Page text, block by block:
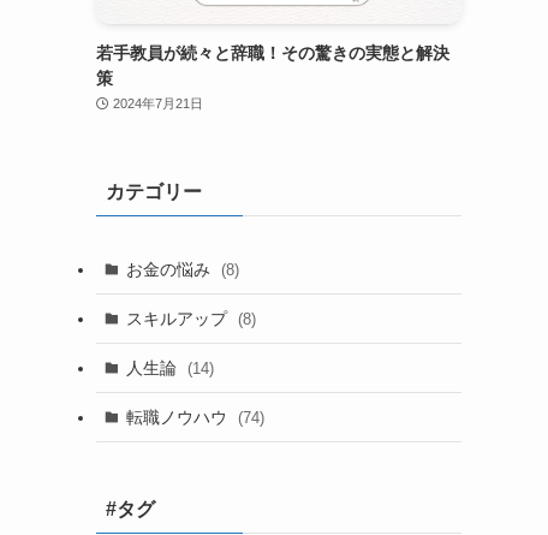
若手教員が続々と辞職！その驚きの実態と解決
策
2024年7月21日
カテゴリー
お金の悩み (8)
スキルアップ (8)
人生論 (14)
転職ノウハウ (74)
#タグ